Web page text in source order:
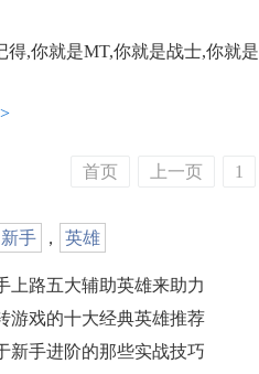
,你就是MT,你就是战士,你就是
首页 上一页 1
新手 ， 英雄
上路五大辅助英雄来助力
游戏的十大经典英雄推荐
新手进阶的那些实战技巧